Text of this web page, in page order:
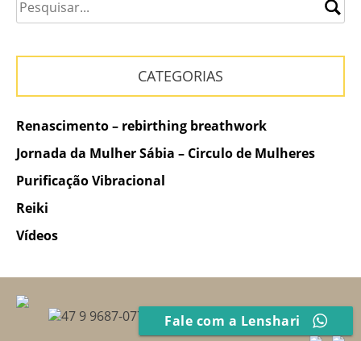
CATEGORIAS
Renascimento – rebirthing breathwork
Jornada da Mulher Sábia – Circulo de Mulheres
Purificação Vibracional
Reiki
Vídeos
47 9 9687-0775 Fale com a Lenshari